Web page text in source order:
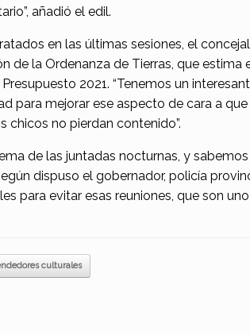
añadió el edil.
en las últimas sesiones, el
de la Ordenanza de Tierras, que estima
2021. “Tenemos un
para mejorar ese aspecto de cara a
chicos no pierdan contenido”.
de las juntadas nocturnas, y
dispuso el gobernador, policía
para evitar esas reuniones, que son
culturales